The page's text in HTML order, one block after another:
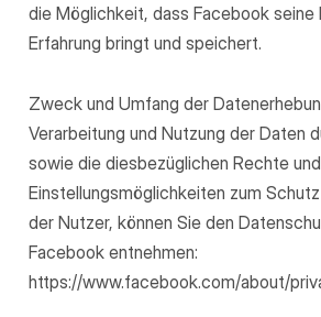
die Möglichkeit, dass Facebook seine
Erfahrung bringt und speichert.
Zweck und Umfang der
Verarbeitung und Nutzung der Daten
sowie die diesbezüglichen Rechte und
Einstellungsmöglichkeiten zum
der Nutzer, können Sie den
Facebook entnehmen:
https://www.facebook.com/about/